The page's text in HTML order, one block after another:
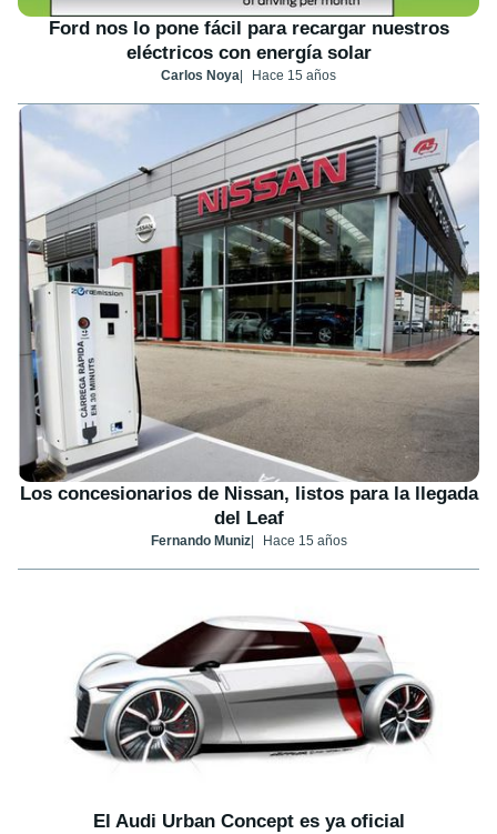
Ford nos lo pone fácil para recargar nuestros
eléctricos con energía solar
Carlos Noya Hace 15 años
Los concesionarios de Nissan, listos para la llegada
del Leaf
Fernando Muniz Hace 15 años
El Audi Urban Concept es ya oficial